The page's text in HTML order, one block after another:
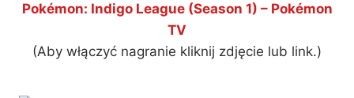
Pokémon: Indigo League (Season 1) – Pokémon
TV
(Aby włączyć nagranie kliknij zdjęcie lub link.)